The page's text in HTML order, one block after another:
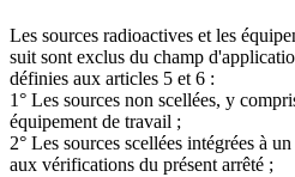
Les sources radioactives et les
suit sont exclus du champ
définies aux articles 5 et 6 :
1° Les sources non scellées, y
équipement de travail ;
2° Les sources scellées intégrées à
aux vérifications du présent arrêté ;